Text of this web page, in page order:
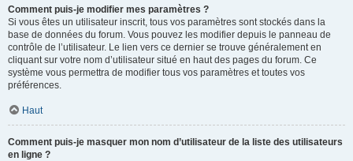
Comment puis-je modifier mes paramètres ?
Si vous êtes un utilisateur inscrit, tous vos paramètres sont stockés dans la
base de données du forum. Vous pouvez les modifier depuis le panneau de
contrôle de l’utilisateur. Le lien vers ce dernier se trouve généralement en
cliquant sur votre nom d’utilisateur situé en haut des pages du forum. Ce
système vous permettra de modifier tous vos paramètres et toutes vos
préférences.
Haut
Comment puis-je masquer mon nom d’utilisateur de la liste des utilisateurs
en ligne ?